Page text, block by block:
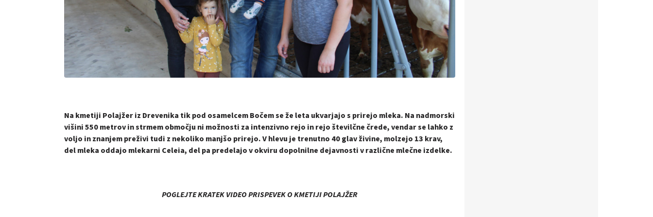
Na kmetiji Polajžer iz Drevenika tik pod osamelcem Bočem se že leta ukvarjajo s prirejo mleka. Na nadmorski
višini 550 metrov in strmem območju ni možnosti za intenzivno rejo in rejo številčne črede, vendar se lahko z
voljo in znanjem preživi tudi z nekoliko manjšo prirejo. V hlevu je trenutno 40 glav živine, molzejo 13 krav,
del mleka oddajo mlekarni Celeia, del pa predelajo v okviru dopolnilne dejavnosti v različne mlečne izdelke.
POGLEJTE KRATEK VIDEO PRISPEVEK O KMETIJI POLAJŽER